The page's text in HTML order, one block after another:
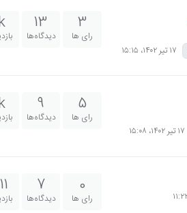
۱۷ تیر ۱۴۰۲،‏ ۱۵:۱۵
3
رای ها
13
دیدگاه‌ها
۱۷ تیر ۱۴۰۲،‏ ۱۵:۰۸
5
رای ها
9
دیدگاه‌ها
0
رای ها
7
دیدگاه‌ها